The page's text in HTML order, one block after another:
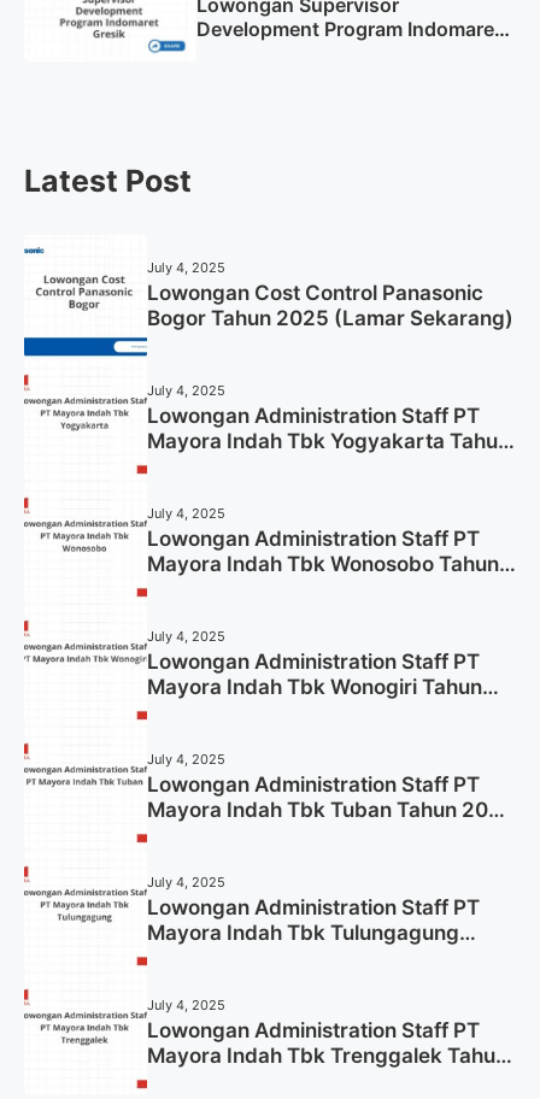
Development Program Indomaret
Latest Post
July 4, 2025
Lowongan Cost Control Panasonic
Bogor Tahun 2025 (Lamar Sekarang)
July 4, 2025
Lowongan Administration Staff PT
Mayora Indah Tbk Yogyakarta Tahun
July 4, 2025
Lowongan Administration Staff PT
Mayora Indah Tbk Wonosobo Tahun
July 4, 2025
Lowongan Administration Staff PT
Mayora Indah Tbk Wonogiri Tahun
July 4, 2025
Lowongan Administration Staff PT
Mayora Indah Tbk Tuban Tahun 2025
July 4, 2025
Lowongan Administration Staff PT
Mayora Indah Tbk Tulungagung
July 4, 2025
Lowongan Administration Staff PT
Mayora Indah Tbk Trenggalek Tahun